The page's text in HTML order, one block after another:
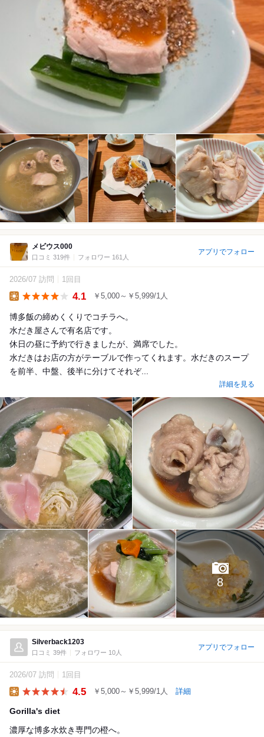
メビウス000
口コミ 319件 フォロワー 161人
アプリでフォロー
2026/07 訪問 1回目
4.1 ￥5,000～￥5,999/1人
博多飯の締めくくりでコチラへ。
水だき屋さんで有名店です。
休日の昼に予約で行きましたが、満席でした。
水だきはお店の方がテーブルで作ってくれます。水だきのスープ
を前半、中盤、後半に分けてそれぞ...
詳細を見る
8
Silverback1203
口コミ 39件 フォロワー 10人
アプリでフォロー
2026/07 訪問 1回目
4.5 ￥5,000～￥5,999/1人 詳細
Gorilla's diet
濃厚な博多水炊き専門の橙へ。